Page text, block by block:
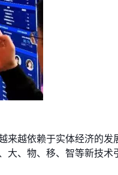
来越依赖于实体经济的发
大、物、移、智等新技术